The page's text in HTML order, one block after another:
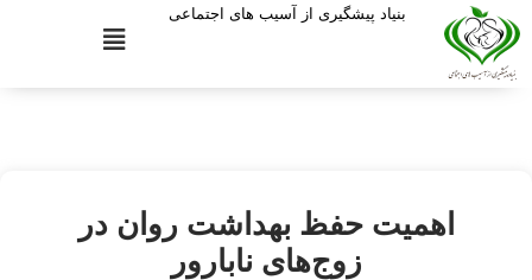
بنیاد پیشگیری از آسیب های اجتماعی
اهمیت حفظ بهداشت روان در
زوج‌های نابارور